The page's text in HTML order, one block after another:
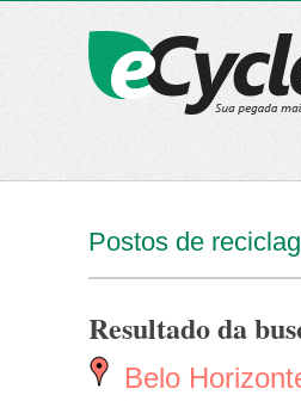
Postos de
Resultado da
Belo